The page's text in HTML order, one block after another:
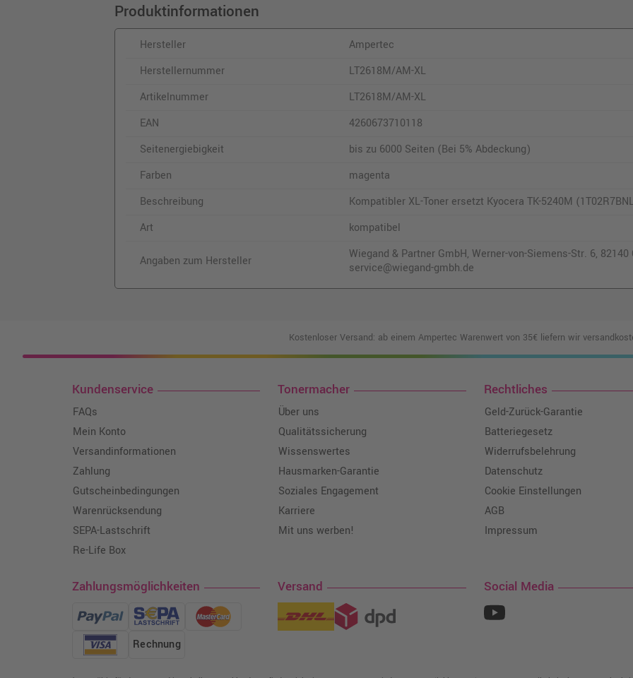
Produktinformationen
Hersteller
Ampertec
Herstellernummer
LT2618M/AM-XL
Artikelnummer
LT2618M/AM-XL
EAN
4260673710118
Seitenergiebigkeit
bis zu 6000 Seiten (Bei 5% Abdeckung)
Farben
magenta
Beschreibung
Kompatibler XL-Toner ersetzt Kyocera TK-5240M
Art
kompatibel
Angaben zum Hersteller
Wiegand & Partner GmbH, Werner-von-Siemens-Str. 6,
service@wiegand-gmbh.de
Kostenloser Versand: ab einem Ampertec Warenwert von 35€ liefern wir
Kundenservice
FAQs
Mein Konto
Versandinformationen
Zahlung
Gutscheinbedingungen
Warenrücksendung
SEPA-Lastschrift
Re-Life Box
Tonermacher
Über uns
Qualitätssicherung
Wissenswertes
Hausmarken-Garantie
Soziales Engagement
Karriere
Mit uns werben!
Rechtliches
Geld-Zurück-Garantie
Batteriegesetz
Widerrufsbelehrung
Datenschutz
Cookie Einstellungen
AGB
Impressum
Zahlungsmöglichkeiten
Rechnung
Versand Social Media